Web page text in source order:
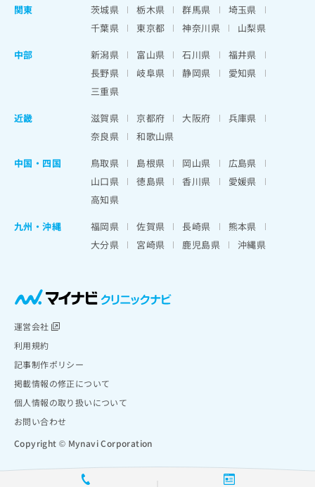
関東
茨城県 栃木県 群馬県
埼玉県
千葉県
東京都 神奈川県
山梨県
中部
新潟県 富山県 石川県
福井県
長野県
岐阜県 静岡県
愛知県
三重県
近畿
滋賀県 京都府 大阪府
兵庫県
奈良県
和歌山県
中国・四国
鳥取県 島根県 岡山県
広島県
山口県
徳島県 香川県
愛媛県
高知県
九州・沖縄
福岡県 佐賀県 長崎県
熊本県
大分県
宮崎県 鹿児島県 沖縄県
運営会社
利用規約
記事制作ポリシー
掲載情報の修正について
個人情報の取り扱いについて
お問い合わせ
Copyright © Mynavi Corporation